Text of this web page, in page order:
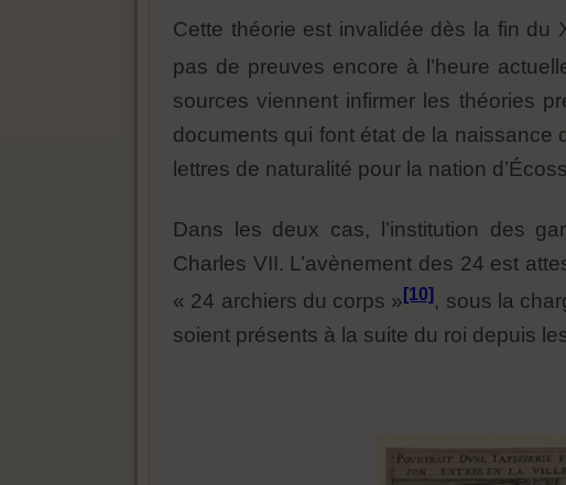
Cette théorie est invalidée dès la fin du
pas de preuves encore à l’heure
sources viennent infirmer les théories
documents qui font état de la naissance
lettres de naturalité pour la nation
Dans les deux cas, l’institution des
Charles VII. L’avènement des 24 est
« 24 archiers du corps » [10] , sous la
soient présents à la suite du roi depuis